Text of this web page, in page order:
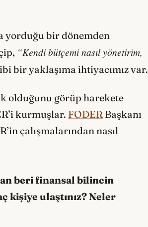
yorduğu bir dönemden
“Kendi bütçemi nasıl yönetirim,
bir yaklaşıma ihtiyacımız var.
olduğunu görüp harekete
kurmuşlar. FODER Başkanı
çalışmalarından nasıl
beri finansal bilincin
kişiye ulaştınız? Neler